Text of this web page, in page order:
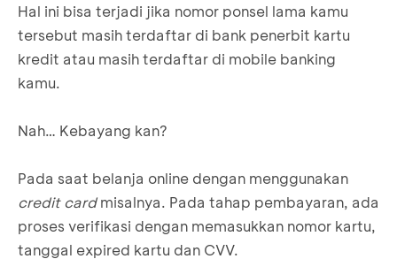
Hal ini bisa terjadi jika nomor ponsel lama kamu
tersebut masih terdaftar di bank penerbit kartu
kredit atau masih terdaftar di mobile banking
kamu.
Nah… Kebayang kan?
Pada saat belanja online dengan menggunakan
credit cardmisalnya. Pada tahap pembayaran, ada
proses verifikasi dengan memasukkan nomor kartu,
tanggal expired kartu dan CVV.